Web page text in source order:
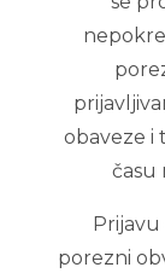
obaveze i
času
porezni